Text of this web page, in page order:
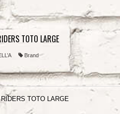
TOTO LARGE
Brand
TOTO LARGE